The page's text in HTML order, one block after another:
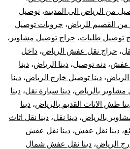
من الرياض الى المدينة، توصيل
القصيم للرياض، جروبات توصيل
توصيل طلبات، حراج توصيل مشاوير ،
، حراج نقل عفش الرياض، داخل
عفش، دنه توصيل، دينا الرياض، دينا
، دينا توصيل خارج الرياض، دينا
مشاوير بالرياض، دينا سيارة نقل، دينا
طش الاثاث القديم بالرياض، دينا
بالرياض، دينا نقل، دينا نقل اثاث
، دينا نقل عفش، دينا نقل عفش
الرياض، دينا نقل عفش شمال